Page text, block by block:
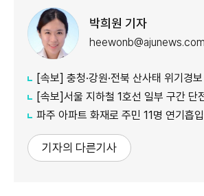
박희원 기자
heewonb@ajunews.com
[속보] 충청·강원·전북 산사태 위기경
[속보]서울 지하철 1호선 일부 구간 단전…
파주 아파트 화재로 주민 11명 연기흡
기자의 다른기사